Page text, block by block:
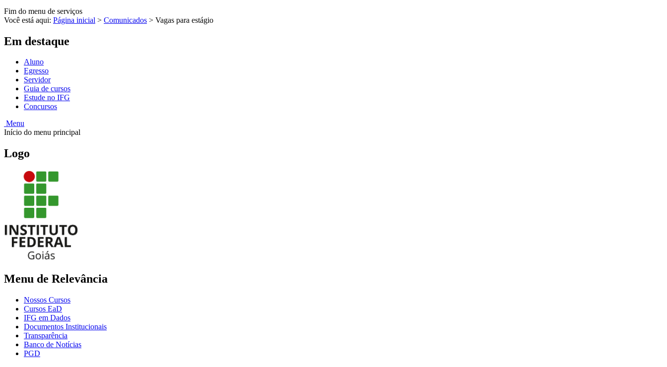
Fim do menu de serviços
Você está aqui: Página inicial > Comunicados > Vagas para estágio
Em destaque
Aluno
Egresso
Servidor
Guia de cursos
Estude no IFG
Concursos
Menu
Início do menu principal
Logo
Menu de Relevância
Nossos Cursos
Cursos EaD
IFG em Dados
Documentos Institucionais
Transparência
Banco de Notícias
PGD